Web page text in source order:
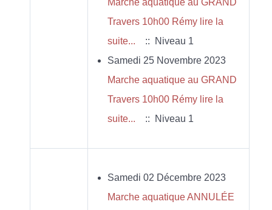
Travers 10h00 Rémy lire la
suite...
:: Niveau 1
Samedi 25 Novembre 2023
Marche aquatique au GRAND
Travers 10h00 Rémy lire la
suite...
:: Niveau 1
Samedi 02 Décembre 2023
Marche aquatique ANNULÉE